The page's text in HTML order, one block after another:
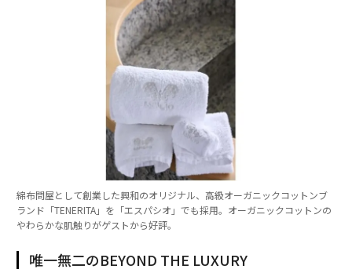
綿布問屋として創業した興和のオリジナル、高級オーガニックコットンブ
ランド「TENERITA」を「エスパシオ」でも採用。オーガニックコットンの
やわらかな肌触りがゲストから好評。
唯一無二のBEYOND THE LUXURY